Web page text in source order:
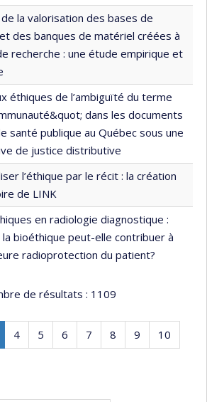
de la valorisation des bases de
des banques de matériel créées à
recherche : une étude empirique et
éthiques de l’ambiguïté du terme
dans les documents
santé publique au Québec sous une
de justice distributive
l’éthique par le récit : la création
de LINK
en radiologie diagnostique :
bioéthique peut-elle contribuer à
radioprotection du patient?
de résultats : 1109
Page
4 Page
5 Page
6 Page
7 Page
8 Page
9 Page
10